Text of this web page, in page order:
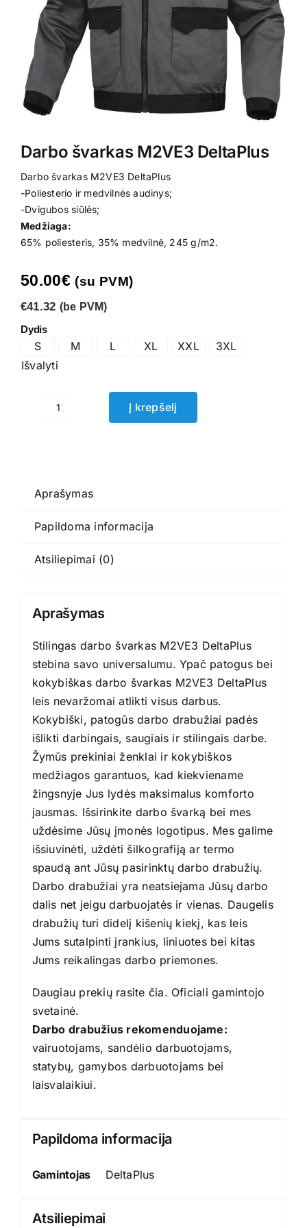
Kontaktai
Darbo švarkas M2VE3 DeltaPlus
Darbo švarkas M2VE3 DeltaPlus
-Poliesterio ir medvilnės audinys;
-Dvigubos siūlės;
Medžiaga:
65% poliesteris, 35% medvilnė, 245 g/m2.
50.00€ (su PVM)
€41.32 (be PVM)
Dydis
S M L XL XXL
3XL
Išvalyti
produkto
M2VE3
Į krepšelį
Aprašymas
Papildoma informacija
Atsiliepimai (0)
Aprašymas
Stilingas darbo švarkas M2VE3 DeltaPlus
stebina savo universalumu. Ypač patogus bei
kokybiškas darbo švarkas M2VE3 DeltaPlus
leis nevaržomai atlikti visus darbus.
Kokybiški, patogūs darbo drabužiai padės
išlikti darbingais, saugiais ir stilingais darbe.
Žymūs prekiniai ženklai ir kokybiškos
medžiagos garantuos, kad kiekviename
žingsnyje Jus lydės maksimalus komforto
jausmas. Išsirinkite darbo švarką bei mes
uždėsime Jūsų įmonės logotipus. Mes galime
išsiuvinėti, uždėti šilkografiją ar termo
spaudą ant Jūsų pasirinktų darbo drabužių.
Darbo drabužiai yra neatsiejama Jūsų darbo
dalis net jeigu darbuojatės ir vienas. Daugelis
drabužių turi didelį kišenių kiekį, kas leis
Jums sutalpinti įrankius, liniuotes bei kitas
Jums reikalingas darbo priemones.
Daugiau prekių rasite čia. Oficiali gamintojo
svetainė.
Darbo drabužius rekomenduojame:
vairuotojams, sandėlio darbuotojams,
statybų, gamybos darbuotojams bei
laisvalaikiui.
Papildoma informacija
Gamintojas DeltaPlus
Atsiliepimai